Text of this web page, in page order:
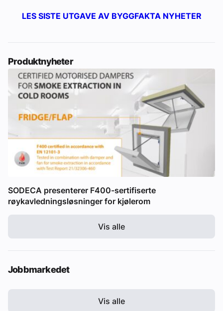
LES SISTE UTGAVE AV BYGGFAKTA NYHETER
Produktnyheter
SODECA presenterer F400-sertifiserte
røykavledningsløsninger for kjølerom
Vis alle
Jobbmarkedet
Vis alle